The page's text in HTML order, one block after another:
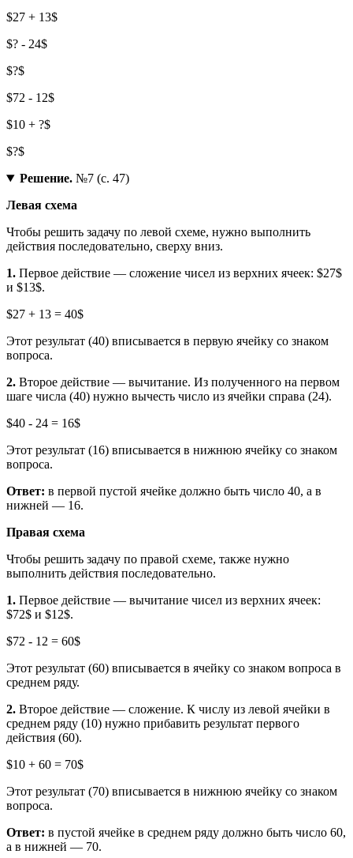
$27 + 13$
$? - 24$
$?$
$72 - 12$
$10 + ?$
$?$
Решение.№7 (с. 47)
Левая схема
Чтобы решить задачу по левой схеме, нужно выполнить
действия последовательно, сверху вниз.
1. Первое действие — сложение чисел из верхних ячеек: $27$
и $13$.
$27 + 13 = 40$
Этот результат (40) вписывается в первую ячейку со знаком
вопроса.
2. Второе действие — вычитание. Из полученного на первом
шаге числа (40) нужно вычесть число из ячейки справа (24).
$40 - 24 = 16$
Этот результат (16) вписывается в нижнюю ячейку со знаком
вопроса.
Ответ: в первой пустой ячейке должно быть число 40, а в
нижней — 16.
Правая схема
Чтобы решить задачу по правой схеме, также нужно
выполнить действия последовательно.
1. Первое действие — вычитание чисел из верхних ячеек:
$72$ и $12$.
$72 - 12 = 60$
Этот результат (60) вписывается в ячейку со знаком вопроса в
среднем ряду.
2. Второе действие — сложение. К числу из левой ячейки в
среднем ряду (10) нужно прибавить результат первого
действия (60).
$10 + 60 = 70$
Этот результат (70) вписывается в нижнюю ячейку со знаком
вопроса.
Ответ: в пустой ячейке в среднем ряду должно быть число 60,
а в нижней — 70.